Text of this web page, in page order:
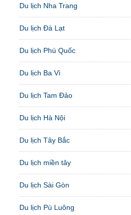
Du lịch Nha Trang
Du lịch Đà Lạt
Du lịch Phú Quốc
Du lịch Ba Vì
Du lịch Tam Đảo
Du lịch Hà Nội
Du lịch Tây Bắc
Du lịch miền tây
Du lịch Sài Gòn
Du lịch Pù Luông